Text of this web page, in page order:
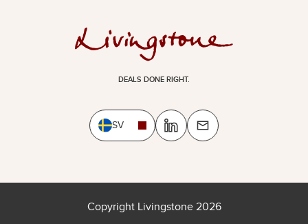
DEALS DONE RIGHT.
SV
Copyright Livingstone 2026